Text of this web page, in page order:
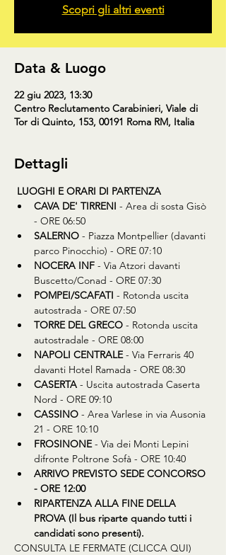
Scopri gli altri eventi
Data & Luogo
22 giu 2023, 13:30
Centro Reclutamento Carabinieri, Viale di
Tor di Quinto, 153, 00191 Roma RM, Italia
Dettagli
LUOGHI E ORARI DI PARTENZA
CAVA DE' TIRRENI - Area di sosta Gisò
- ORE 06:50
SALERNO - Piazza Montpellier (davanti
parco Pinocchio) - ORE 07:10
NOCERA INF - Via Atzori davanti
Buscetto/Conad - ORE 07:30
POMPEI/SCAFATI - Rotonda uscita
autostrada - ORE 07:50
TORRE DEL GRECO - Rotonda uscita
autostradale - ORE 08:00
NAPOLI CENTRALE - Via Ferraris 40
davanti Hotel Ramada - ORE 08:30
CASERTA - Uscita autostrada Caserta
Nord - ORE 09:10
CASSINO - Area Varlese in via Ausonia
21 - ORE 10:10
FROSINONE - Via dei Monti Lepini
difronte Poltrone Sofà - ORE 10:40
ARRIVO PREVISTO SEDE CONCORSO
- ORE 12:00
RIPARTENZA ALLA FINE DELLA
PROVA (Il bus riparte quando tutti i
candidati sono presenti).
CONSULTA LE FERMATE (CLICCA QUI)